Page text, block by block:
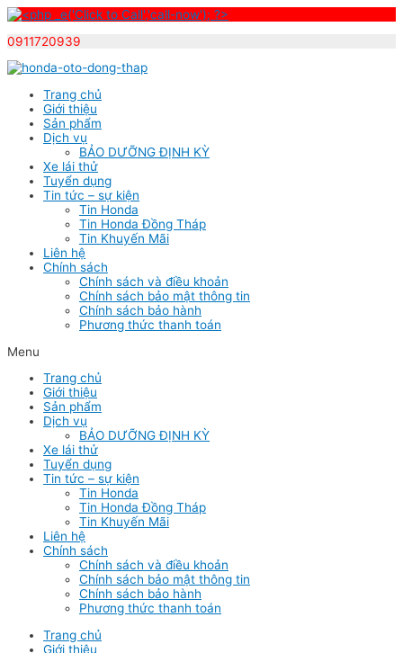
0911720939
Skip
contentTrang chủ
Giới thiệu
Sản phẩm
Dịch vụ
BẢO DƯỠNG ĐỊNH KỲ
Xe lái thử
Tuyển dụng
Tin tức – sự kiện
Tin Honda
Tin Honda Đồng Tháp
Tin Khuyến Mãi
Liên hệ
Chính sách
Chính sách và điều khoản
Chính sách bảo mật thông tin
Chính sách bảo hành
Phương thức thanh toán
Menu
Trang chủ
Giới thiệu
Sản phẩm
Dịch vụ
BẢO DƯỠNG ĐỊNH KỲ
Xe lái thử
Tuyển dụng
Tin tức – sự kiện
Tin Honda
Tin Honda Đồng Tháp
Tin Khuyến Mãi
Liên hệ
Chính sách
Chính sách và điều khoản
Chính sách bảo mật thông tin
Chính sách bảo hành
Phương thức thanh toán
Trang chủ
Giới thiệu